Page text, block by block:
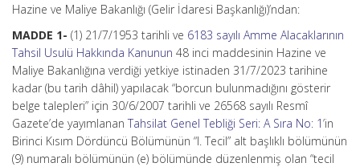
Hazine ve Maliye Bakanlığı (Gelir İdaresi Başkanlığı)’ndan:
MADDE 1- (1) 21/7/1953 tarihli ve 6183 sayılı Amme Alacaklarının
Tahsil Usulü Hakkında Kanunun 48 inci maddesinin Hazine ve
Maliye Bakanlığına verdiği yetkiye istinaden 31/7/2023 tarihine
kadar (bu tarih dâhil) yapılacak “borcun bulunmadığını gösterir
belge talepleri” için 30/6/2007 tarihli ve 26568 sayılı Resmî
Gazete’de yayımlanan Tahsilat Genel Tebliği Seri: A Sıra No: 1’in
Birinci Kısım Dördüncü Bölümünün “I. Tecil” alt başlıklı bölümünün
(9) numaralı bölümünün (e) bölümünde düzenlenmiş olan “tecil